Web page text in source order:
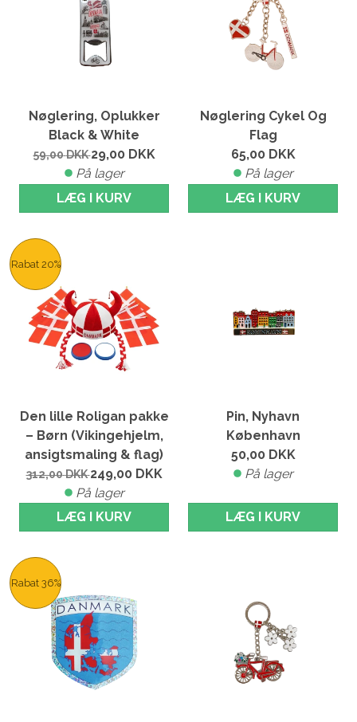
Nøglering, Oplukker
Black & White
59,00DKK29,00 DKK
På lager
LÆG I KURV
Nøglering Cykel Og
Flag
65,00 DKK
På lager
LÆG I KURV
Rabat 20%
Den lille Roligan pakke
– Børn (Vikingehjelm,
ansigtsmaling & flag)
312,00DKK249,00 DKK
På lager
LÆG I KURV
Pin, Nyhavn
København
50,00 DKK
På lager
LÆG I KURV
Rabat 36%